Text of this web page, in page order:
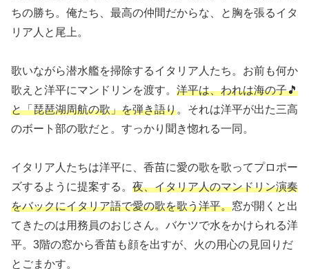
ちの勝ち。俺たち、最高の仲間だからな、と胸を張るイタ
リア人と尾上。
歌いながら潜水艦を掃除するイタリア人たち。お前も何か
歌えと洋平にマンドリンを渡す。 洋平は、われは海の子🎵
と「琵琶湖周航の歌」を弾き語り。それは洋平が出た三高
のボート部の歌だと。すっかり聞き惚れる一同。
イタリア人たちは洋平に、香苗に愛の歌を歌ってプロポー
ズするように提案する。 夜、イタリア人のマンドリン演奏
をバックにイタリア語で愛の歌を歌う洋平。窓が開くと出
てきたのは用務員のおじさん。バケツで水をかけられる洋
平。3階の窓から香苗も顔を出すが、火の用心の見回りだ
とごまかす。